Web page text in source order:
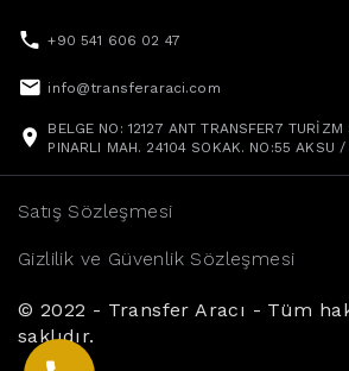
+90 541 606 02 47
info@transferaraci.com
BELGE NO: 12127 ANT TRANSFER7 TURİZM
PINARLI MAH. 24104 SOKAK. NO:55 AKSU /
© 2022 - Transfer Aracı - Tüm
saklıdır.
Gizlilik ve Güvenlik Sözleşmesi
Satış Sözleşmesi